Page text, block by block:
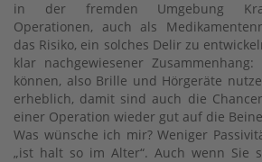
in der fremden Umgebung
Operationen, auch als
das Risiko, ein solches Delir zu
klar nachgewiesener
können, also Brille und Hörgeräte
erheblich, damit sind auch die
einer Operation wieder gut auf die
Was wünsche ich mir? Weniger
„ist halt so im Alter“. Auch wenn Sie